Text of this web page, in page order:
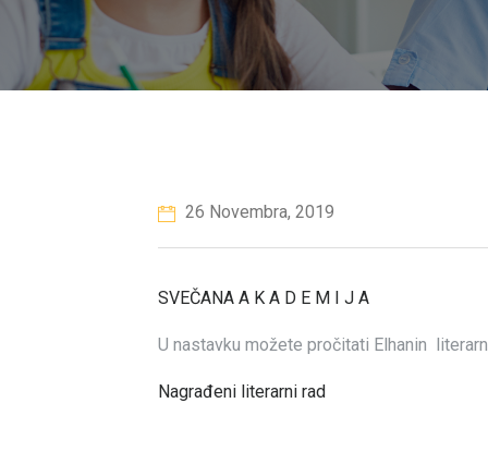
26 Novembra, 2019
SVEČANA A K A D E M I J A
U nastavku možete pročitati Elhanin
Nagrađeni literarni rad